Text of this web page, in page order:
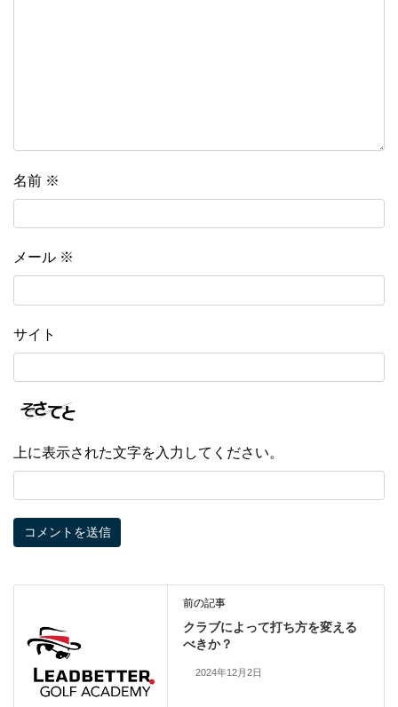
名前 ※
メール ※
サイト
上に表示された文字を入力してください。
前の記事
クラブによって打ち方を変える
べきか？
2024年12月2日